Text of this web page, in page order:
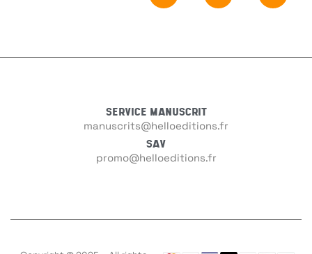
SERVICE MANUSCRIT
manuscrits@helloeditions.fr
SAV
promo@helloeditions.fr